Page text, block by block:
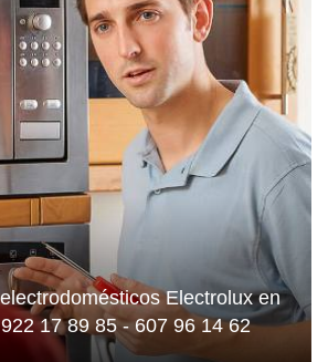
Electrolux en
17 89 85 - 607 96 14 62